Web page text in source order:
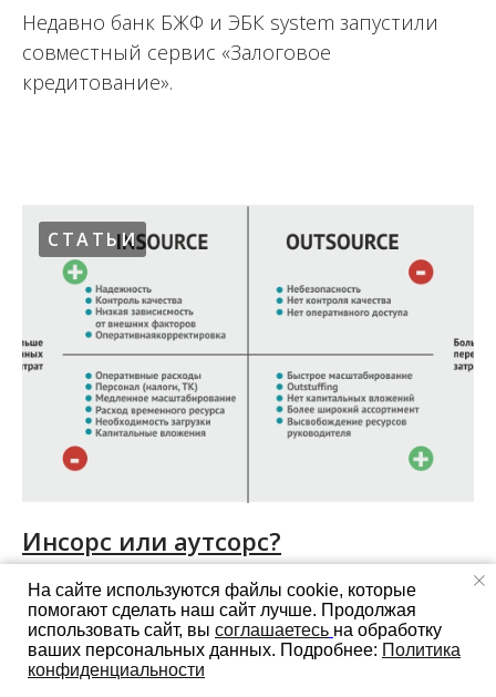
Недавно банк БЖФ и ЭБК system запустили
совместный сервис «Залоговое
кредитование».
СТАТЬИ
Инсорс или аутсорс?
Что выгоднее для вашего бизнеса, привлечь
персонал для постоянной работы или
воспользоваться услугами стороннего
исполнителя?
На сайте используются файлы cookie, которые
помогают сделать наш сайт лучше. Продолжая
использовать сайт, вы соглашаетесь на обработку
ваших персональных данных. Подробнее: Политика
конфиденциальности